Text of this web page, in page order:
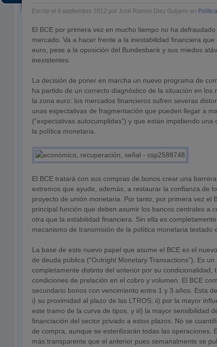
Escrito el 6 septiembre 2012 por José Ramón Diez Guijarro en
El BCE por primera vez en mucho tiempo no ha
mercado. Va a hacer frente a la inestabilidad financiera
euro, pese a la oposición del Bundesbank y sus miedos
inexistentes.
La decisión de poner en marcha un nuevo programa de
ha partido de un correcto diagnóstico de la situación en los
la zona euro: los mercados financieros sufren severas
unas expectativas de fragmentación que pueden llegar a
(“expectativas autocumplidas”) y que están impidiendo
la política monetaria.
El BCE tratará con sus compras de bonos crear una
extremos que ayude, además, a restaurar la confianza de
proyecto de unión monetaria. Por tanto, por primera vez el
principal función que deben asumir los bancos centrales a
otra que la estabilidad financiera. Sin ella es
mecanismo de transmisión de la política monetaria testado
La base de este nuevo papel que asume el BCE es el
de deuda pública (“Outright Monetary Transactions”). Es
completamente distinto del anterior por su condicionalidad,
condiciones de prelación en el cobro y volumen. El BCE
secundario bonos con vencimiento entre 1 y 3 años. Esta
i) su proximidad al plazo de las LTROS; ii) por la mayor
este tramo de la curva de tipos, y iii) la mayor sensibilidad
financiación del sector privado a estos plazos. No se
de compra, aunque se esterilizarán todas las operaciones.
más transparente que el anterior pues semanalmente se